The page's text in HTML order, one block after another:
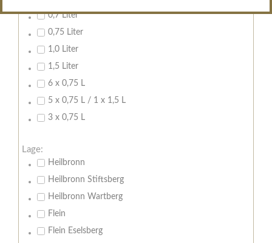
0,7 Liter
0,75 Liter
1,0 Liter
1,5 Liter
6 x 0,75 L
5 x 0,75 L / 1 x 1,5 L
3 x 0,75 L
Lage:
Heilbronn
Heilbronn Stiftsberg
Heilbronn Wartberg
Flein
Flein Eselsberg